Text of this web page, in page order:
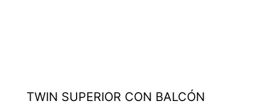
TWIN SUPERIOR CON BALCÓN